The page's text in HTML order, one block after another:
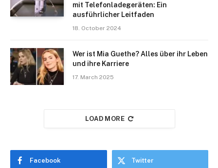
mit Telefonladegeräten: Ein
ausführlicher Leitfaden
18. October 2024
Wer ist Mia Guethe? Alles über ihr Leben
und ihre Karriere
17. March 2025
LOAD MORE
Facebook Twitter